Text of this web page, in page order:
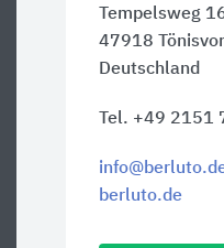
Tempelsweg
47918
Deutschland
Tel. +49 2151
berluto.de